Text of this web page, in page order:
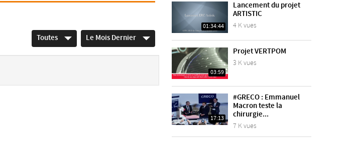
Toutes Le Mois Dernier
01:34:44
Lancement du projet
ARTISTIC
4 K vues
03:59
Projet VERTPOM
3 K vues
17:13
#GRECO : Emmanuel
Macron teste la
chirurgie...
7 K vues